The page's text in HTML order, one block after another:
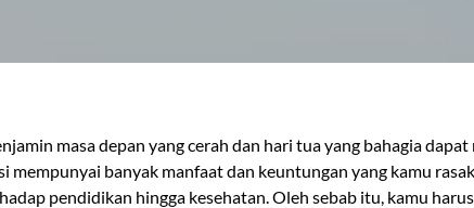
masa depan yang cerah dan hari tua yang bahagia dapat
mempunyai banyak manfaat dan keuntungan yang kamu
pendidikan hingga kesehatan. Oleh sebab itu, kamu